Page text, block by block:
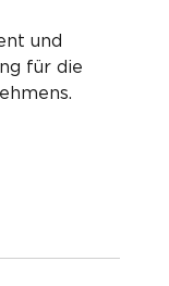
und
für die